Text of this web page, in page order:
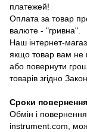
платежей!
Оплата за товар
валюте - "гривна".
Наш інтернет-
якщо товар вам не
або повернути
товарів згідно
Сроки
Обмін і
instrument.com,